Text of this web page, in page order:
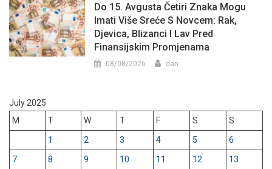
Do 15. Avgusta Četiri Znaka Mogu
Imati Više Sreće S Novcem: Rak,
Djevica, Blizanci I Lav Pred
Finansijskim Promjenama
08/08/2026 dan
July 2025
M
T W T F S
S
1
2 3 4 5
6
7
8 9 10 11 12
13